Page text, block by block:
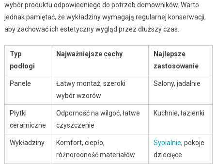
wybór produktu odpowiedniego do potrzeb domowników. Warto
jednak pamiętać, że wykładziny wymagają regularnej konserwacji,
aby zachować ich estetyczny wygląd przez dłuższy czas.
Typ
podłogi
Najważniejsze cechy
Najlepsze
zastosowanie
Panele
Łatwy montaż, szeroki
wybór wzorów
Salony, jadalnie
Płytki
ceramiczne
Odporność na wilgoć, łatwe
czyszczenie
Kuchnie, łazienki
Wykładziny
Komfort, ciepło,
różnorodność materiałów
Sypialnie, pokoje
dziecięce